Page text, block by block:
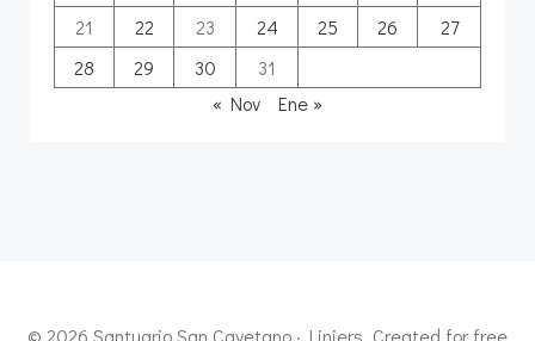
21
22 23 24 25 26
27
28
29 30
31
« Nov
Ene »
© 2026 Santuario San Cayetano · Liniers. Created for free